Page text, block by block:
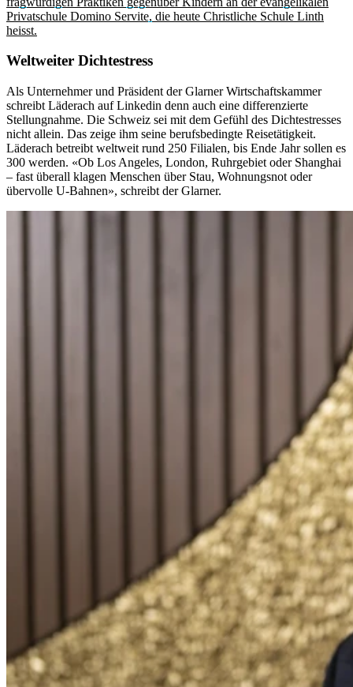
Privatschule Domino Servite, die heute Christliche Schule Linth
heisst.
Weltweiter Dichtestress
Als Unternehmer und Präsident der Glarner Wirtschaftskammer
schreibt Läderach auf Linkedin denn auch eine differenzierte
Stellungnahme. Die Schweiz sei mit dem Gefühl des Dichtestresses
nicht allein. Das zeige ihm seine berufsbedingte Reisetätigkeit.
Läderach betreibt weltweit rund 250 Filialen, bis Ende Jahr sollen es
300 werden. «Ob Los Angeles, London, Ruhrgebiet oder Shanghai
– fast überall klagen Menschen über Stau, Wohnungsnot oder
übervolle U-Bahnen», schreibt der Glarner.